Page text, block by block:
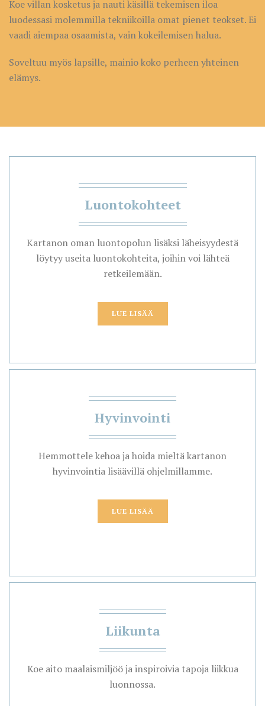
Koe villan kosketus ja nauti käsillä tekemisen iloa
luodessasi molemmilla tekniikoilla omat pienet teokset. Ei
vaadi aiempaa osaamista, vain kokeilemisen halua.
Soveltuu myös lapsille, mainio koko perheen yhteinen
elämys.
Luontokohteet
Kartanon oman luontopolun lisäksi läheisyydestä
löytyy useita luontokohteita, joihin voi lähteä
retkeilemään.
LUE LISÄÄ
Hyvinvointi
Hemmottele kehoa ja hoida mieltä kartanon
hyvinvointia lisäävillä ohjelmillamme.
LUE LISÄÄ
Liikunta
Koe aito maalaismiljöö ja inspiroivia tapoja liikkua
luonnossa.